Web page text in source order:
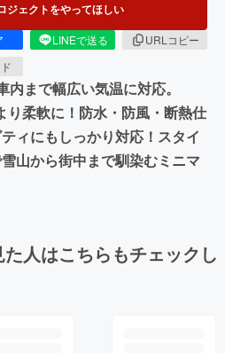
ジェクトをやってほしい
LINEで送る
URLコピー
まで幅広い気温に対応。
柔軟に！防水・防風・断熱仕
ィにもしっかり対応！スタイ
山から街中まで馴染むミニマ
人はこちらもチェックし